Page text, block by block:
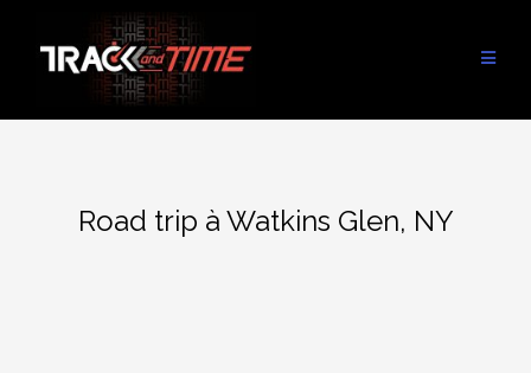
contenu
Road trip à Watkins Glen, NY